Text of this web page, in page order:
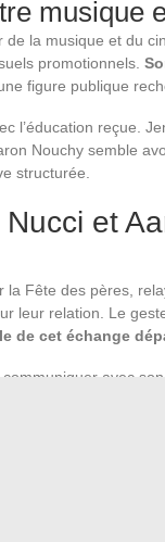
musique
la musique et du
promotionnels.
figure publique
l’éducation reçue.
Nouchy semble
structurée.
et
Fête des pères,
leur relation. Le
de cet échange
avec